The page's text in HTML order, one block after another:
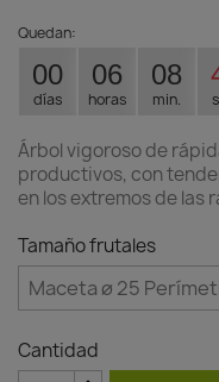
Quedan:
00
días
06
horas
08
min.
Árbol vigoroso de
productivos, con
en los extremos de las
Tamaño frutales
Cantidad